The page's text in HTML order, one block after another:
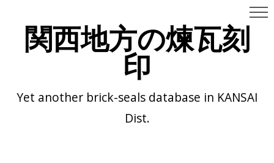
関西地方の煉瓦刻
印
Yet another brick-seals database in KANSAI
Dist.